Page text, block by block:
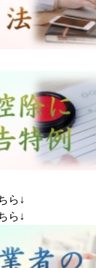
様はこち
ら↓